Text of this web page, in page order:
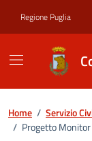
Regione Puglia
Home / Servizio
/ Progetto